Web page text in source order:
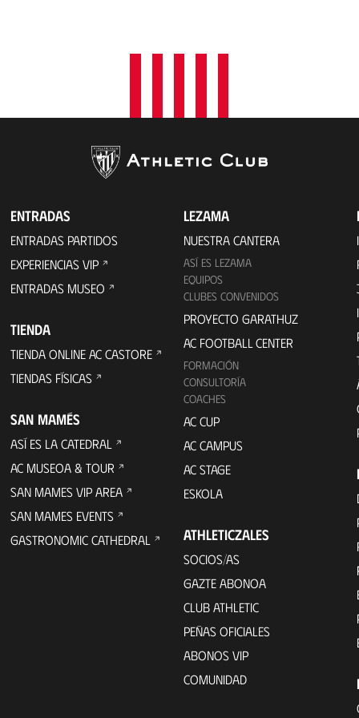
ENTRADAS
ENTRADAS PARTIDOS
EXPERIENCIAS VIP
ENTRADAS MUSEO
TIENDA
TIENDA ONLINE AC CASTORE
TIENDAS FÍSICAS
SAN MAMÉS
ASÍ ES LA CATEDRAL
AC MUSEOA & TOUR
SAN MAMES VIP AREA
SAN MAMES EVENTS
GASTRONOMIC CATHEDRAL
LEZAMA
NUESTRA CANTERA
ASÍ ES LEZAMA
EQUIPOS
CLUBES CONVENIDOS
PROYECTO GARATHUZ
AC FOOTBALL CENTER
FORMACIÓN
CONSULTORÍA
COACHES
AC CUP
AC CAMPUS
AC STAGE
ESKOLA
ATHLETICZALES
SOCIOS/AS
GAZTE ABONOA
CLUB ATHLETIC
PEÑAS OFICIALES
ABONOS VIP
COMUNIDAD